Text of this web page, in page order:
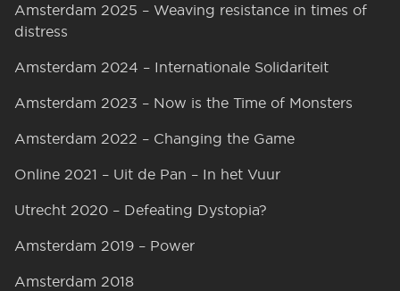
Amsterdam 2025 – Weaving resistance in times of
distress
Amsterdam 2024 – Internationale Solidariteit
Amsterdam 2023 – Now is the Time of Monsters
Amsterdam 2022 – Changing the Game
Online 2021 – Uit de Pan – In het Vuur
Utrecht 2020 – Defeating Dystopia?
Amsterdam 2019 – Power
Amsterdam 2018